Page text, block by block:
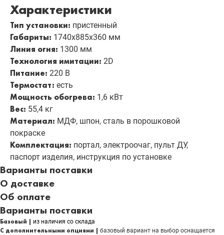
Характеристики
Тип установки: пристенный
Габариты: 1740х885х360 мм
Линия огня: 1300 мм
Технология имитации: 2D
Питание: 220 В
Термостат: есть
Мощность обогрева: 1,6 кВт
Вес: 55,4 кг
Материал: МДФ, шпон, сталь в порошковой
покраске
Комплектация: портал, электроочаг, пульт ДУ,
паспорт изделия, инструкция по установке
Варианты поставки
О доставке
Об оплате
Варианты поставки
Базовый | из наличия со склада
С дополнительными опциями | базовый вариант на выбор оснащается